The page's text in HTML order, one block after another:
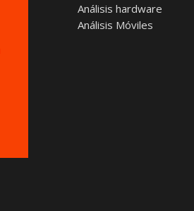
Análisis hardware
Análisis Móviles